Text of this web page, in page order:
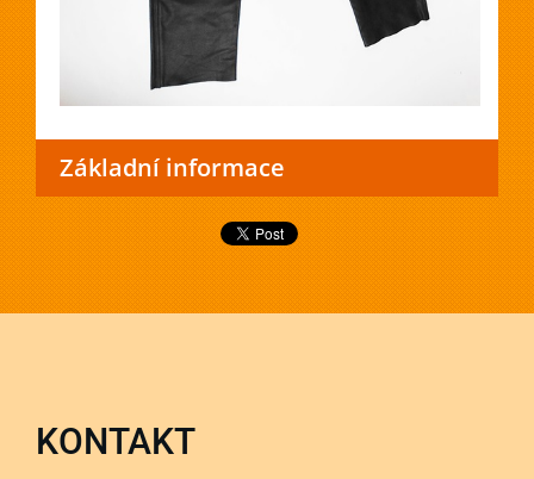
Základní informace
KONTAKT